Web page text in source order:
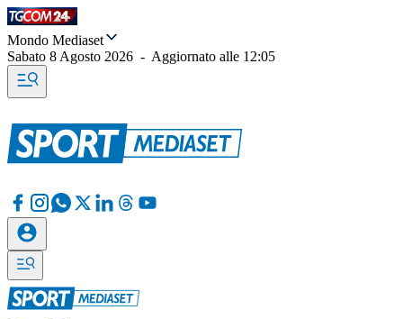
Mondo Mediaset
Sabato 8 Agosto 2026 - Aggiornato alle 12:05